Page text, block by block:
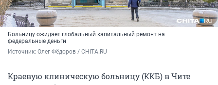
Больницу ожидает глобальный капитальный ремонт на
федеральные деньги
Источник: Олег Фёдоров / CHITA.RU
Краевую клиническую больницу (ККБ) в Чите